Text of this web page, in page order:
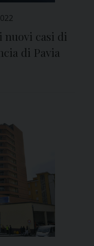
nuovi casi di
di Pavia